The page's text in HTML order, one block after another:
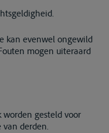
kan evenwel ongewild
mogen uiteraard
gesteld voor
derden.